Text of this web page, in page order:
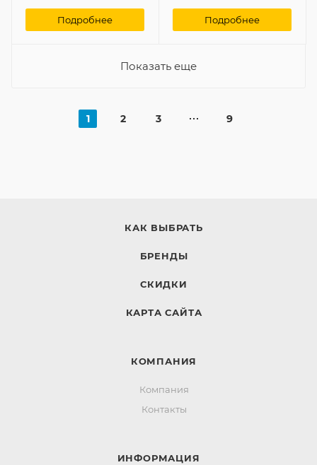
Подробнее Подробнее
Показать еще
1 2 3 9
КАК ВЫБРАТЬ
БРЕНДЫ
СКИДКИ
КАРТА САЙТА
КОМПАНИЯ
Компания
Контакты
ИНФОРМАЦИЯ